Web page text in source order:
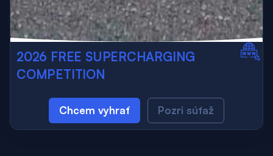
2026 FREE SUPERCHARGING
COMPETITION
Chcem vyhrať Pozri súťaž